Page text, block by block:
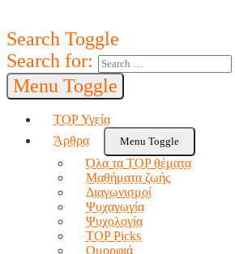
Search Toggle
Search for:
Menu Toggle
TOP Υγεία
Άρθρα
Menu Toggle
Όλα τα TOP θέματα
Μαθήματα ζωής
Διαγωνισμοί
Ψυχαγωγία
Ψυχολογία
TOP Picks
Ομορφιά